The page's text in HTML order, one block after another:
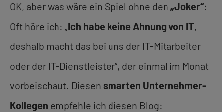
OK, aber was wäre ein Spiel ohne den „Joker“:
Oft höre ich: „Ich habe keine Ahnung von IT,
deshalb macht das bei uns der IT-Mitarbeiter
oder der IT-Dienstleister“, der einmal im Monat
vorbeischaut. Diesen smarten Unternehmer-
Kollegen empfehle ich diesen Blog: